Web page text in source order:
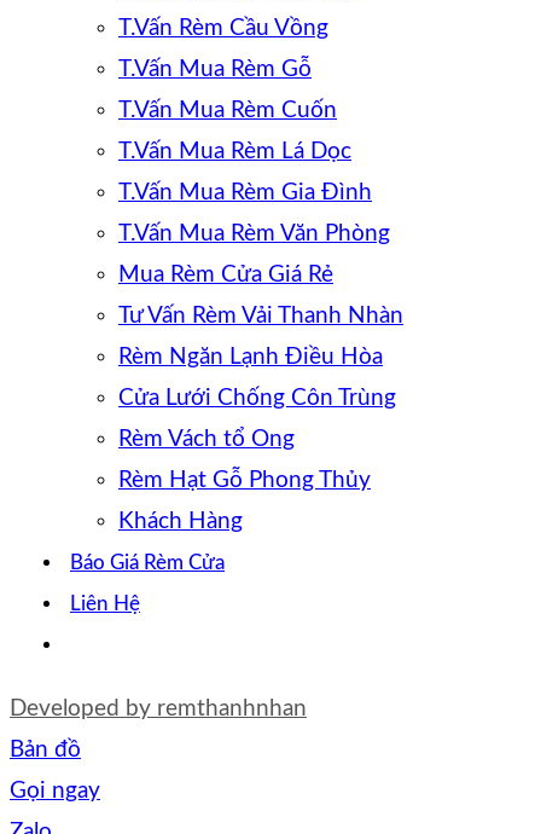
T.Vấn Rèm Cầu Vồng
T.Vấn Mua Rèm Gỗ
T.Vấn Mua Rèm Cuốn
T.Vấn Mua Rèm Lá Dọc
T.Vấn Mua Rèm Gia Đình
T.Vấn Mua Rèm Văn Phòng
Mua Rèm Cửa Giá Rẻ
Tư Vấn Rèm Vải Thanh Nhàn
Rèm Ngăn Lạnh Điều Hòa
Cửa Lưới Chống Côn Trùng
Rèm Vách tổ Ong
Rèm Hạt Gỗ Phong Thủy
Khách Hàng
Báo Giá Rèm Cửa
Liên Hệ
Developed by remthanhnhan
Bản đồ
Gọi ngay